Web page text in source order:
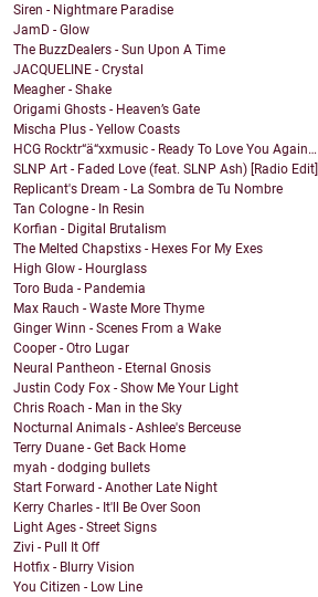
Siren - Nightmare Paradise
JamD - Glow
The BuzzDealers - Sun Upon A Time
JACQUELINE - Crystal
Meagher - Shake
Origami Ghosts - Heaven’s Gate
Mischa Plus - Yellow Coasts
HCG Rocktr“ä“xxmusic - Ready To Love You Again…
SLNP Art - Faded Love (feat. SLNP Ash) [Radio Edit]
Replicant's Dream - La Sombra de Tu Nombre
Tan Cologne - In Resin
Korfian - Digital Brutalism
The Melted Chapstixs - Hexes For My Exes
High Glow - Hourglass
Toro Buda - Pandemia
Max Rauch - Waste More Thyme
Ginger Winn - Scenes From a Wake
Cooper - Otro Lugar
Neural Pantheon - Eternal Gnosis
Justin Cody Fox - Show Me Your Light
Chris Roach - Man in the Sky
Nocturnal Animals - Ashlee's Berceuse
Terry Duane - Get Back Home
myah - dodging bullets
Start Forward - Another Late Night
Kerry Charles - It'll Be Over Soon
Light Ages - Street Signs
Zivi - Pull It Off
Hotfix - Blurry Vision
You Citizen - Low Line